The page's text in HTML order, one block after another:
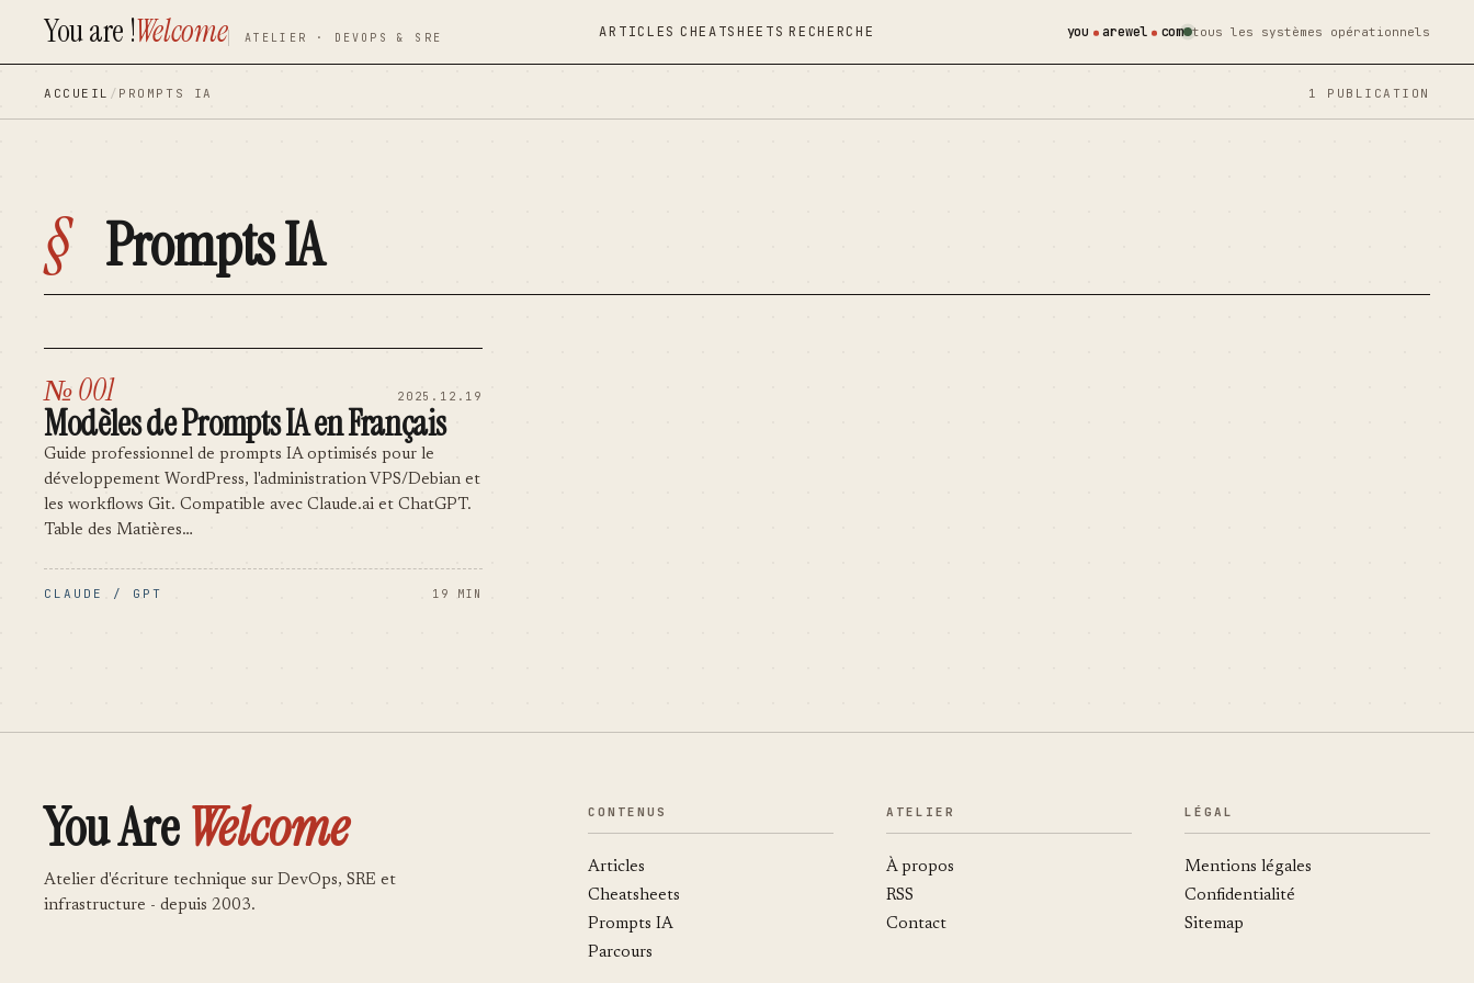
contenu
principal
contenu
principal
You are !Welcome ATELIER · DEVOPS & SRE ARTICLES CHEATSHEETS RECHERCHE you arewel com tous les systèmes opérationnels
ACCUEIL / PROMPTS IA 1 PUBLICATION
§ Prompts IA
№ 001 2025.12.19
Modèles de Prompts IA en Français
Guide professionnel de prompts IA optimisés pour le
développement WordPress, l'administration VPS/Debian et
les workflows Git. Compatible avec Claude.ai et ChatGPT.
Table des Matières…
CLAUDE / GPT 19 MIN
You AreWelcome
Atelier d'écriture technique sur DevOps, SRE et
infrastructure - depuis 2003.
CONTENUS
Articles
Cheatsheets
Prompts IA
Parcours
ATELIER
À propos
RSS
Contact
LÉGAL
Mentions légales
Confidentialité
Sitemap